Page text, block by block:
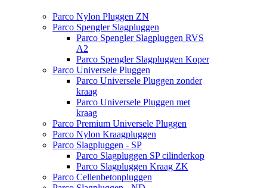
Parco Nylon Pluggen ZN
Parco Spengler Slagpluggen
Parco Spengler Slagpluggen RVS
A2
Parco Spengler Slagpluggen Koper
Parco Universele Pluggen
Parco Universele Pluggen zonder
kraag
Parco Universele Pluggen met
kraag
Parco Premium Universele Pluggen
Parco Nylon Kraagpluggen
Parco Slagpluggen - SP
Parco Slagpluggen SP cilinderkop
Parco Slagpluggen Kraag ZK
Parco Cellenbetonpluggen